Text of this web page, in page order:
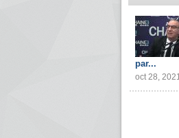
par...
oct 28, 2021